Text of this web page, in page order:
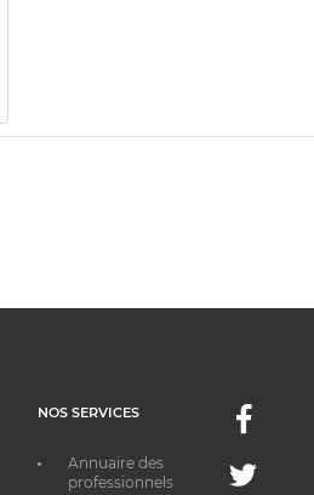
NOS SERVICES
Annuaire des
professionnels
Facebook
Twitter